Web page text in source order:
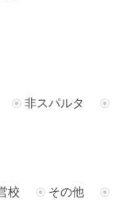
非スパルタ
校
その他